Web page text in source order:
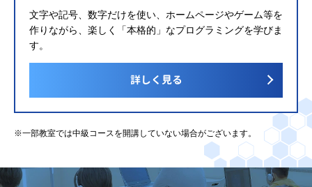
文字や記号、数字だけを使い、ホームページやゲーム等を
作りながら、楽しく「本格的」なプログラミングを学びま
す。
詳しく見る
※一部教室では中級コースを開講していない場合がございます。